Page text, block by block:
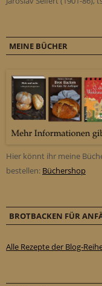
MEINE BÜCHER
Hier könnt ihr meine
bestellen: Büchershop
BROTBACKEN FÜR
Alle Rezepte der Blog-